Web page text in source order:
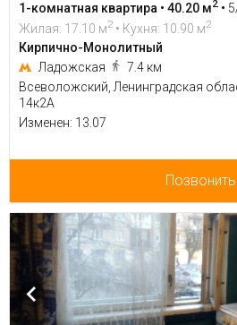
1-комнатная квартира • 40.20 м2 •
Жилая: 17.10 м2 • Кухня: 10.90 м2
Кирпично-Монолитный
Ладожская
7.4 км
Всеволожский, Ленинградская
14к2А
Изменен: 13.07
Позвонить